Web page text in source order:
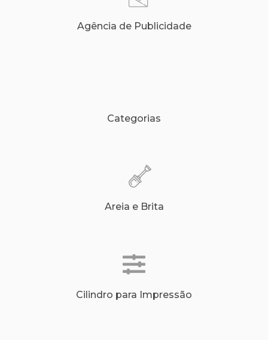
Agência de Publicidade
Categorias
Areia e Brita
Cilindro para Impressão